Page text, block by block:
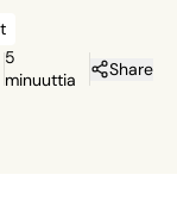
5
minuuttia
Share